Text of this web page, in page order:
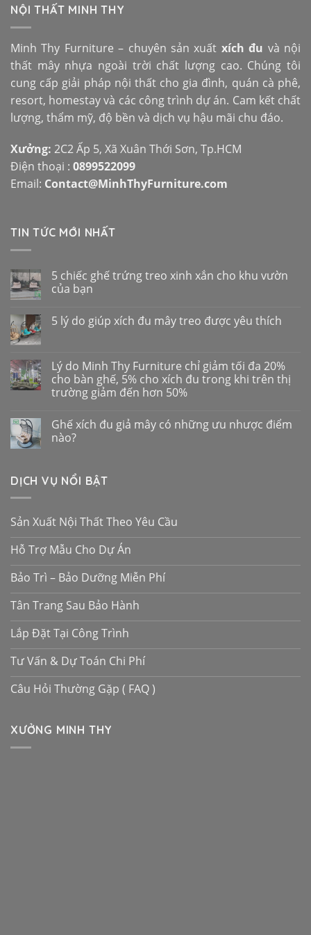
NỘI THẤT MINH THY
Minh Thy Furniture – chuyên sản xuất xích đu và nội
thất mây nhựa ngoài trời chất lượng cao. Chúng tôi
cung cấp giải pháp nội thất cho gia đình, quán cà phê,
resort, homestay và các công trình dự án. Cam kết chất
lượng, thẩm mỹ, độ bền và dịch vụ hậu mãi chu đáo.
Xưởng: 2C2 Ấp 5, Xã Xuân Thới Sơn, Tp.HCM
Điện thoại : 0899522099
Email: Contact@MinhThyFurniture.com
TIN TỨC MỚI NHẤT
5 chiếc ghế trứng treo xinh xắn cho khu vườn
của bạn
5 lý do giúp xích đu mây treo được yêu thích
Lý do Minh Thy Furniture chỉ giảm tối đa 20%
cho bàn ghế, 5% cho xích đu trong khi trên thị
trường giảm đến hơn 50%
Ghế xích đu giả mây có những ưu nhược điểm
nào?
DỊCH VỤ NỔI BẬT
Sản Xuất Nội Thất Theo Yêu Cầu
Hỗ Trợ Mẫu Cho Dự Án
Bảo Trì – Bảo Dưỡng Miễn Phí
Tân Trang Sau Bảo Hành
Lắp Đặt Tại Công Trình
Tư Vấn & Dự Toán Chi Phí
Câu Hỏi Thường Gặp ( FAQ )
XƯỞNG MINH THY